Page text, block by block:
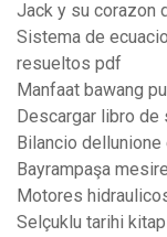
Jack y su corazon
Sistema de
resueltos pdf
Manfaat bawang
Descargar libro
Bilancio
Bayrampaşa
Motores
Selçuklu tarihi